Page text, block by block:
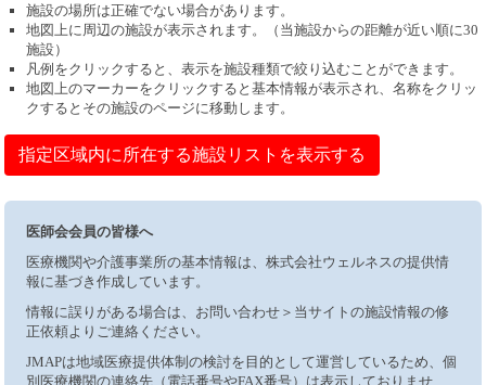
施設の場所は正確でない場合があります。
地図上に周辺の施設が表示されます。（当施設からの距離が近い順に30
施設）
凡例をクリックすると、表示を施設種類で絞り込むことができます。
地図上のマーカーをクリックすると基本情報が表示され、名称をクリッ
クするとその施設のページに移動します。
指定区域内に所在する施設リストを表示する
医師会会員の皆様へ
医療機関や介護事業所の基本情報は、株式会社ウェルネスの提供情
報に基づき作成しています。
情報に誤りがある場合は、お問い合わせ＞当サイトの施設情報の修
正依頼よりご連絡ください。
JMAPは地域医療提供体制の検討を目的として運営しているため、個
別医療機関の連絡先（電話番号やFAX番号）は表示しておりませ